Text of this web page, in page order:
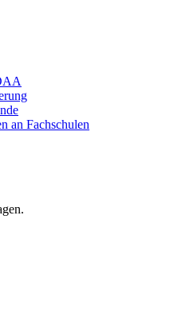
an Fachschulen